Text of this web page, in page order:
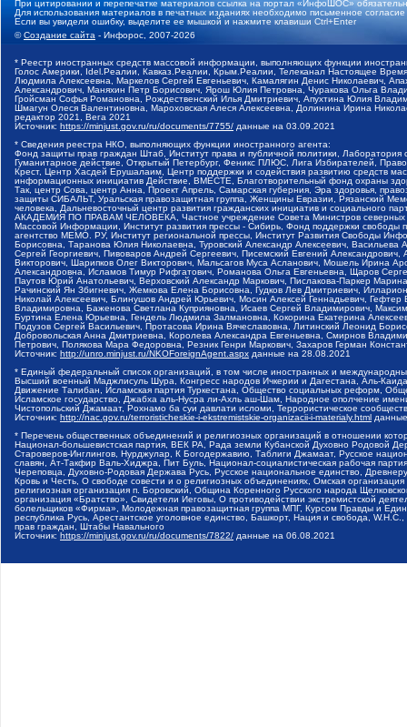
При цитировании и перепечатке материалов ссылка на портал «ИнфоШОС»
Для использования материалов в печатных изданиях необходимо письменное
Если вы увидели ошибку, выделите ее мышкой и нажмите клавиши Ctrl+Enter
©Создание сайта - Инфорос, 2007-2026
* Реестр иностранных средств массовой информации, выполняющих функции
Голос Америки, Idel.Реалии, Кавказ.Реалии, Крым.Реалии, Телеканал Настоящее
Людмила Алексеевна, Маркелов Сергей Евгеньевич, Камалягин Денис Николаевич,
Александрович, Маняхин Петр Борисович, Ярош Юлия Петровна, Чуракова Ольга
Гройсман Софья Романовна, Рождественский Илья Дмитриевич, Апухтина Юлия
Шмагун Олеся Валентиновна, Мароховская Алеся Алексеевна, Долинина Ирина
редактор 2021, Вега 2021
Источник: https://minjust.gov.ru/ru/documents/7755/ данные на 03.09.2021
* Сведения реестра НКО, выполняющих функции иностранного агента:
Фонд защиты прав граждан Штаб, Институт права и публичной политики,
Гуманитарное действие, Открытый Петербург, Феникс ПЛЮС, Лига Избирателей,
Крест, Центр Хасдей Ерушалаим, Центр поддержки и содействия развитию средств
информационных инициатив Действие, ВМЕСТЕ, Благотворительный фонд охраны
Так, центр Сова, центр Анна, Проект Апрель, Самарская губерния, Эра здоровья,
защиты СИБАЛЬТ, Уральская правозащитная группа, Женщины Евразии, Рязанский
человека, Дальневосточный центр развития гражданских инициатив и социального
АКАДЕМИЯ ПО ПРАВАМ ЧЕЛОВЕКА, Частное учреждение Совета Министров северных
Массовой Информации, Институт развития прессы - Сибирь, Фонд поддержки
агентство МЕМО. РУ, Институт региональной прессы, Институт Развития Свободы
Борисовна, Таранова Юлия Николаевна, Туровский Александр Алексеевич,
Сергей Георгиевич, Пивоваров Андрей Сергеевич, Писемский Евгений
Викторович, Шарипков Олег Викторович, Мальсагов Муса Асланович, Мошель Ирина
Александровна, Исламов Тимур Рифгатович, Романова Ольга Евгеньевна, Щаров
Паутов Юрий Анатольевич, Верховский Александр Маркович, Пислакова-Паркер
Рачинский Ян Збигневич, Жемкова Елена Борисовна, Гудков Лев Дмитриевич,
Николай Алексеевич, Блинушов Андрей Юрьевич, Мосин Алексей Геннадьевич,
Владимировна, Баженова Светлана Куприяновна, Исаев Сергей Владимирович,
Буртина Елена Юрьевна, Гендель Людмила Залмановна, Кокорина Екатерина
Подузов Сергей Васильевич, Протасова Ирина Вячеславовна, Литинский Леонид
Добровольская Анна Дмитриевна, Королева Александра Евгеньевна, Смирнов
Петрович, Полякова Мара Федоровна, Резник Генри Маркович, Захаров Герман
Источник: http://unro.minjust.ru/NKOForeignAgent.aspx данные на 28.08.2021
* Единый федеральный список организаций, в том числе иностранных и
Высший военный Маджлисуль Шура, Конгресс народов Ичкерии и Дагестана, Аль-
Движение Талибан, Исламская партия Туркестана, Общество социальных реформ,
Исламское государство, Джабха аль-Нусра ли-Ахль аш-Шам, Народное ополчение
Чистопольский Джамаат, Рохнамо ба суи давлати исломи, Террористическое
Источник: http://nac.gov.ru/terroristicheskie-i-ekstremistskie-organizacii-i-materialy.html
* Перечень общественных объединений и религиозных организаций в отношении
Национал-большевистская партия, ВЕК РА, Рада земли Кубанской Духовно Родовой
Староверов-Инглингов, Нурджулар, К Богодержавию, Таблиги Джамаат, Русское
славян, Ат-Такфир Валь-Хиджра, Пит Буль, Национал-социалистическая рабочая
Череповца, Духовно-Родовая Держава Русь, Русское национальное единство,
Кровь и Честь, О свободе совести и о религиозных объединениях, Омская
религиозная организация п. Боровский, Община Коренного Русского народа
организация «Братство», Свидетели Иеговы, О противодействии экстремистской
болельщиков «Фирма», Молодежная правозащитная группа МПГ, Курсом Правды и
республика Русь, Арестантское уголовное единство, Башкорт, Нация и свобода,
прав граждан, Штабы Навального
Источник: https://minjust.gov.ru/ru/documents/7822/ данные на 06.08.2021